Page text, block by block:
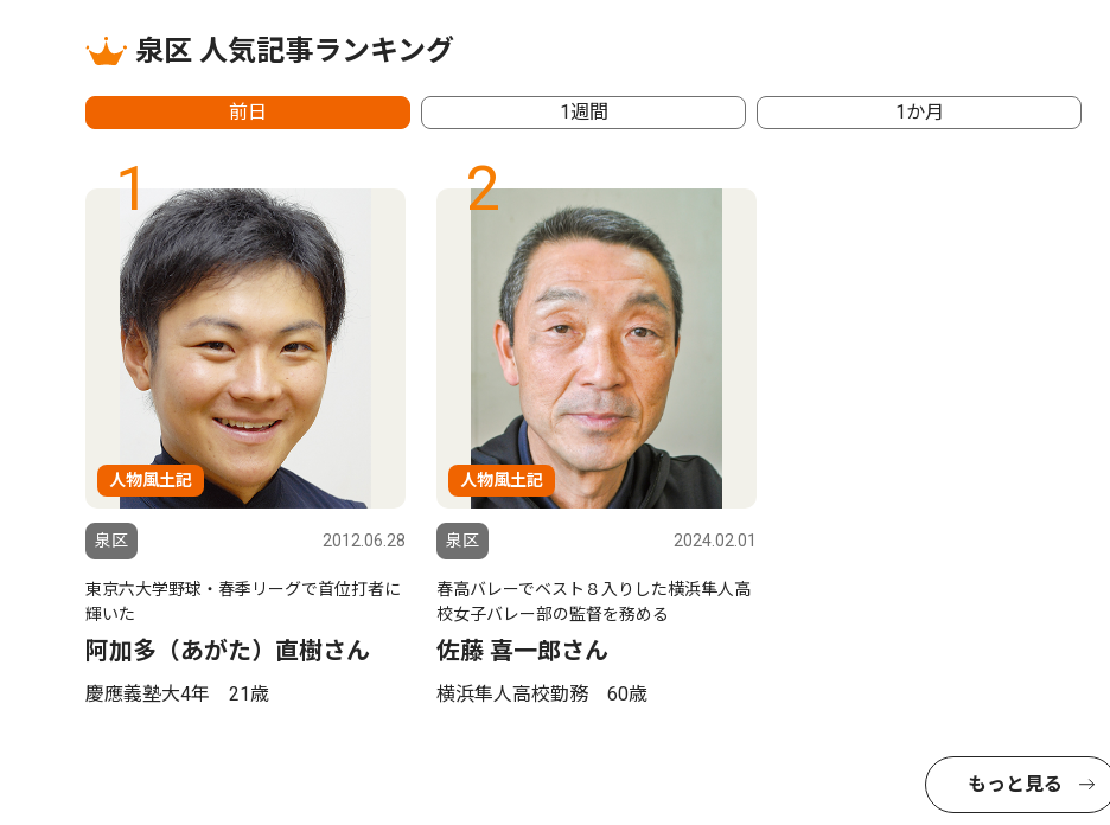
泉区 人気記事ランキング
前日 1週間 1か月
1
人物風土記
泉区 2012.06.28
東京六大学野球・春季リーグで首位打者に
輝いた
阿加多（あがた）直樹さん
慶應義塾大4年 21歳
2
人物風土記
泉区 2024.02.01
春高バレーでベスト８入りした横浜隼人高
校女子バレー部の監督を務める
佐藤 喜一郎さん
横浜隼人高校勤務 60歳
もっと見る